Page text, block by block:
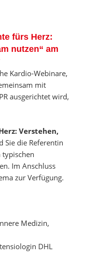
fürs Herz:
nutzen“ am
Kardio-Webinare,
mit
ausgerichtet wird,
Verstehen,
Sie die Referentin
typischen
Im Anschluss
zur Verfügung.
Medizin,
DHL